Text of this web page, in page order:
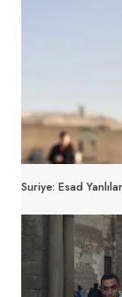
Suriye: Esad